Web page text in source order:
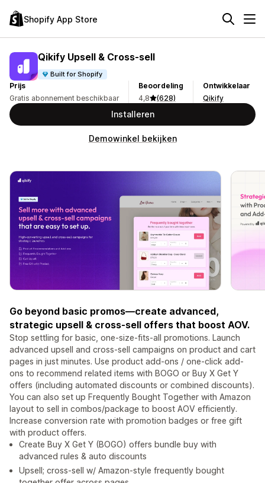
Shopify App Store
Qikify Upsell & Cross‑sell
Built for Shopify
Prijs
Gratis abonnement beschikbaar
Beoordeling
4,8
(628)
Ontwikkelaar
Qikify
Installeren
Demowinkel bekijken
Go beyond basic promos—create advanced,
strategic upsell & cross-sell offers that boost AOV.
Stop settling for basic, one-size-fits-all promotions. Launch
advanced upsell and cross-sell campaigns on product and cart
pages in just minutes. Use product add-ons / one-click add-
ons to recommend related items with BOGO or Buy X Get Y
offers (including automated discounts or combined discounts).
You can also set up Frequently Bought Together with Amazon
layout to sell in combos/package to boost AOV efficiently.
Increase conversion rate with promotion badges or free gift
with product offers.
Create Buy X Get Y (BOGO) offers bundle buy with
advanced rules & auto discounts
Upsell; cross-sell w/ Amazon-style frequently bought